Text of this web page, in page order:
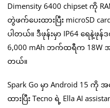
Dimensity 6400 chipset ကို
တွဲဖက်ပေးထားပြီး microSD
ပါတယ်။ ဒီဖုန်းမှာ IP64 ရေနဲ့ဖု
6,000 mAh ဘက်ထရီက 18W
တယ်။
Spark Go မှာ Android 15 ကို
ထားပြီး Tecno ရဲ့ Ella AI